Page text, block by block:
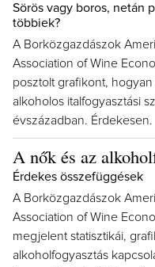
Sörös vagy boros, netán
többiek?
A Borközgazdászok
Association of Wine
posztolt grafikont,
alkoholos italfogyasztási
évszázadban. Érdekesen.
A nők és az
Érdekes összefüggések
A Borközgazdászok
Association of Wine
megjelent statisztikái,
alkoholfogyasztás